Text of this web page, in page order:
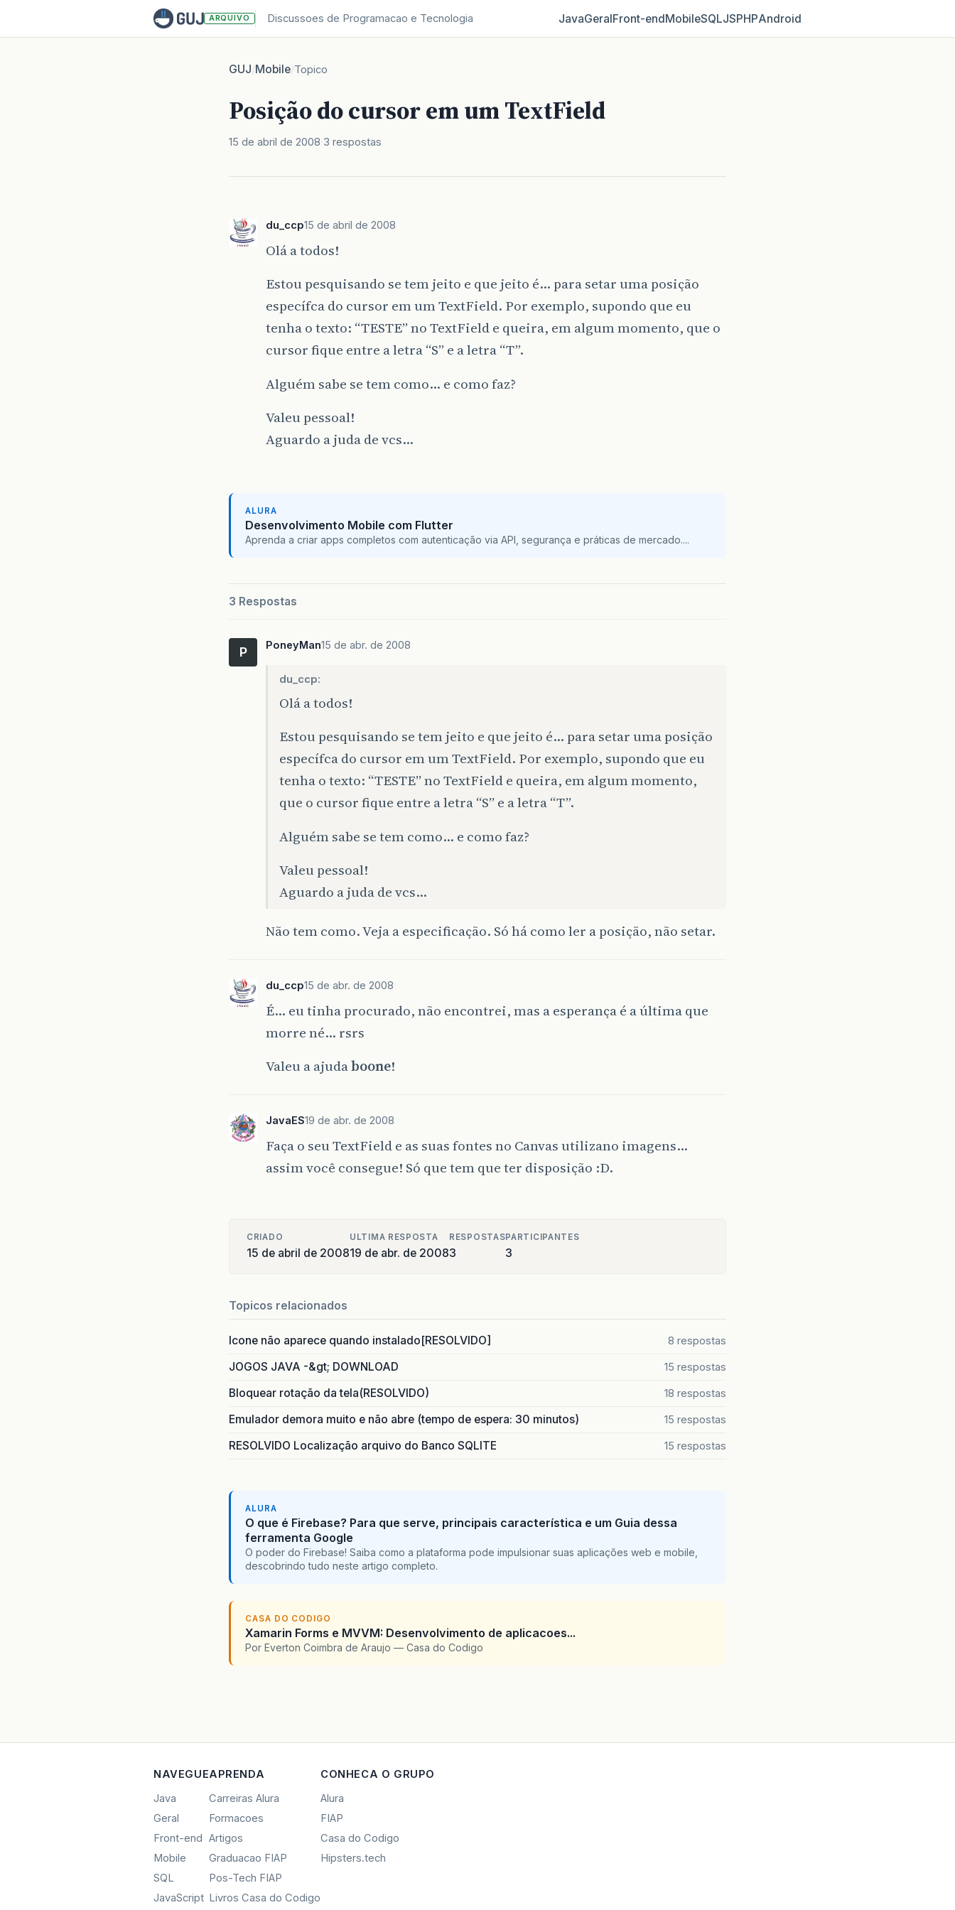
ARQUIVO Discussoes de Programacao e Tecnologia JavaGeralFront‑endMobileSQLJSPHPAndroid
GUJ/Mobile/Topico
Posição do cursor em um TextField
15 de abril de 2008 3 respostas
du_ccp15 de abril de 2008
Olá a todos!
Estou pesquisando se tem jeito e que jeito é… para setar uma posição
específca do cursor em um TextField. Por exemplo, supondo que eu
tenha o texto: “TESTE” no TextField e queira, em algum momento, que o
cursor fique entre a letra “S” e a letra “T”.
Alguém sabe se tem como… e como faz?
Valeu pessoal!
Aguardo a juda de vcs…
ALURA
Desenvolvimento Mobile com Flutter
Aprenda a criar apps completos com autenticação via API, segurança e práticas de mercado....
3 Respostas
P PoneyMan15 de abr. de 2008
du_ccp:
Olá a todos!
Estou pesquisando se tem jeito e que jeito é… para setar uma posição
específca do cursor em um TextField. Por exemplo, supondo que eu
tenha o texto: “TESTE” no TextField e queira, em algum momento,
que o cursor fique entre a letra “S” e a letra “T”.
Alguém sabe se tem como… e como faz?
Valeu pessoal!
Aguardo a juda de vcs…
Não tem como. Veja a especificação. Só há como ler a posição, não setar.
du_ccp15 de abr. de 2008
É… eu tinha procurado, não encontrei, mas a esperança é a última que
morre né… rsrs
Valeu a ajudaboone!
JavaES19 de abr. de 2008
Faça o seu TextField e as suas fontes no Canvas utilizano imagens…
assim você consegue! Só que tem que ter disposição :D.
CRIADO
15 de abril de 2008
ULTIMA RESPOSTA
19 de abr. de 2008
RESPOSTAS
3
PARTICIPANTES
3
Topicos relacionados
Icone não aparece quando instalado[RESOLVIDO] 8 respostas
JOGOS JAVA -&gt; DOWNLOAD 15 respostas
Bloquear rotação da tela(RESOLVIDO) 18 respostas
Emulador demora muito e não abre (tempo de espera: 30 minutos) 15 respostas
RESOLVIDO Localização arquivo do Banco SQLITE 15 respostas
ALURA
O que é Firebase? Para que serve, principais característica e um Guia dessa
ferramenta Google
O poder do Firebase! Saiba como a plataforma pode impulsionar suas aplicações web e mobile,
descobrindo tudo neste artigo completo.
CASA DO CODIGO
Xamarin Forms e MVVM: Desenvolvimento de aplicacoes...
Por Everton Coimbra de Araujo — Casa do Codigo
NAVEGUE
Java
Geral
Front-end
Mobile
SQL
JavaScript
APRENDA
Carreiras Alura
Formacoes
Artigos
Graduacao FIAP
Pos-Tech FIAP
Livros Casa do Codigo
CONHECA O GRUPO
Alura
FIAP
Casa do Codigo
Hipsters.tech